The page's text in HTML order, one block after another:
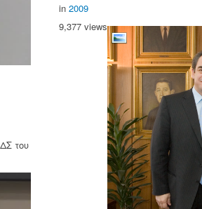
του
in 2009
9,377 views